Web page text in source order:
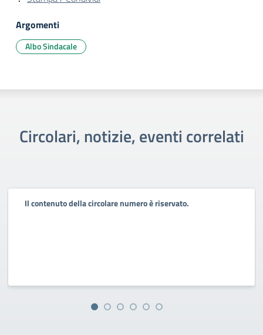
Argomenti
Albo Sindacale
Circolari, notizie, eventi correlati
Il contenuto della circolare numero è riservato.